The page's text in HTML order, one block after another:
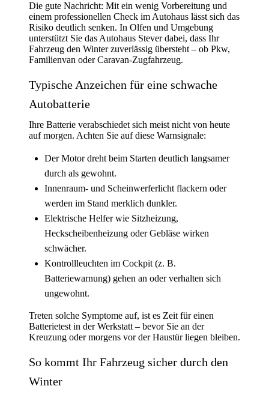
Die gute Nachricht: Mit ein wenig Vorbereitung und
einem professionellen Check im Autohaus lässt sich das
Risiko deutlich senken. In Olfen und Umgebung
unterstützt Sie das Autohaus Stever dabei, dass Ihr
Fahrzeug den Winter zuverlässig übersteht – ob Pkw,
Familienvan oder Caravan-Zugfahrzeug.
Typische Anzeichen für eine schwache
Autobatterie
Ihre Batterie verabschiedet sich meist nicht von heute
auf morgen. Achten Sie auf diese Warnsignale:
Der Motor dreht beim Starten deutlich langsamer
durch als gewohnt.
Innenraum- und Scheinwerferlicht flackern oder
werden im Stand merklich dunkler.
Elektrische Helfer wie Sitzheizung,
Heckscheibenheizung oder Gebläse wirken
schwächer.
Kontrollleuchten im Cockpit (z. B.
Batteriewarnung) gehen an oder verhalten sich
ungewohnt.
Treten solche Symptome auf, ist es Zeit für einen
Batterietest in der Werkstatt – bevor Sie an der
Kreuzung oder morgens vor der Haustür liegen bleiben.
So kommt Ihr Fahrzeug sicher durch den
Winter